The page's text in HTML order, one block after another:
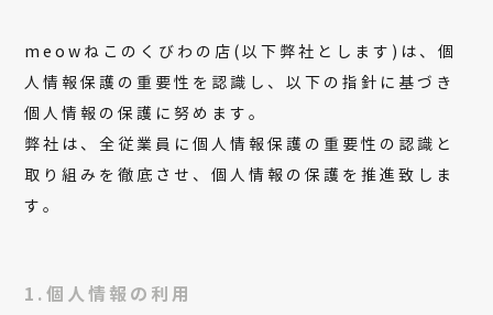
meowねこのくびわの店(以下弊社とします)は、個
人情報保護の重要性を認識し、以下の指針に基づき
個人情報の保護に努めます。
弊社は、全従業員に個人情報保護の重要性の認識と
取り組みを徹底させ、個人情報の保護を推進致しま
す。
1.個人情報の利用